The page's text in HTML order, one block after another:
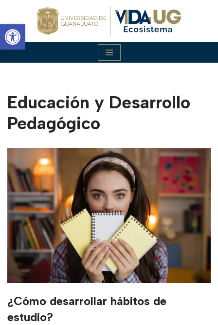
Abrir barra de herramientas
Saltar
al
contenido
Educación y Desarrollo
Pedagógico
¿Cómo desarrollar hábitos de
estudio?